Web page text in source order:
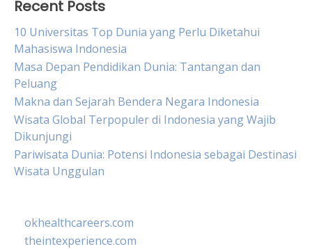
Recent Posts
10 Universitas Top Dunia yang Perlu Diketahui
Mahasiswa Indonesia
Masa Depan Pendidikan Dunia: Tantangan dan
Peluang
Makna dan Sejarah Bendera Negara Indonesia
Wisata Global Terpopuler di Indonesia yang Wajib
Dikunjungi
Pariwisata Dunia: Potensi Indonesia sebagai Destinasi
Wisata Unggulan
okhealthcareers.com
theintexperience.com